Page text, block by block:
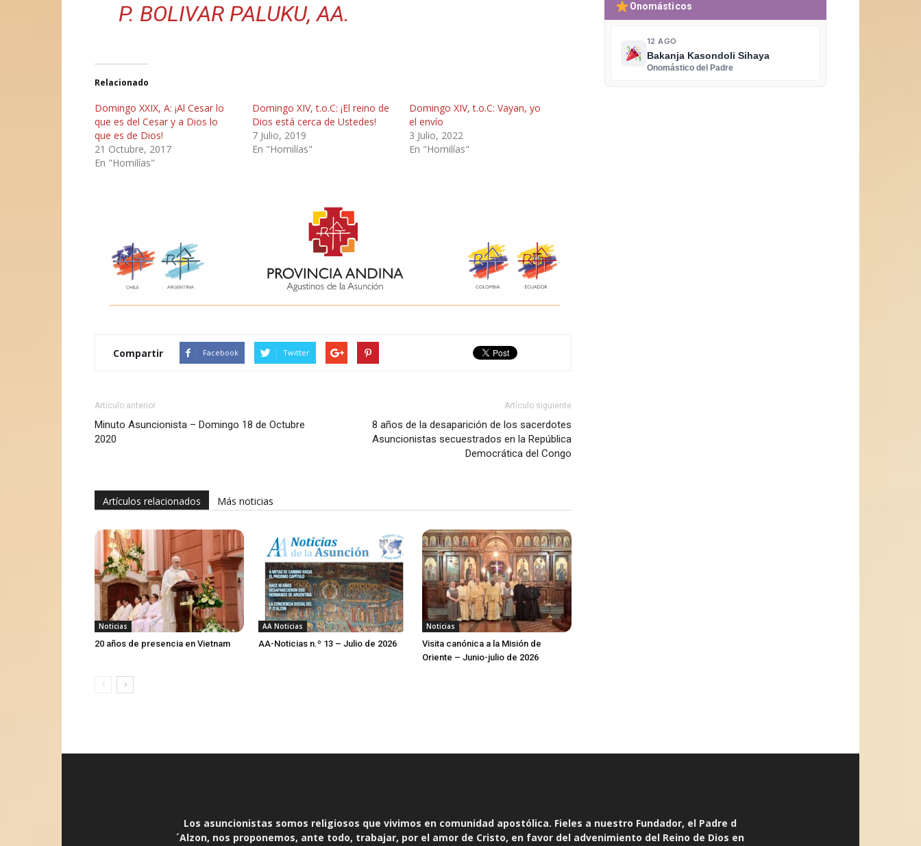
P. BOLIVAR PALUKU, AA.
Relacionado
Domingo XXIX, A: ¡Al Cesar lo
que es del Cesar y a Dios lo
que es de Dios!
21 Octubre, 2017
En "Homilías"
Domingo XIV, t.o.C: ¡El reino de
Dios está cerca de Ustedes!
7 Julio, 2019
En "Homilías"
Domingo XIV, t.o.C: Vayan, yo
el envío
3 Julio, 2022
En "Homilías"
Compartir Facebook Twitter
Artículo anterior
Minuto Asuncionista – Domingo 18 de Octubre
2020
Artículo siguiente
8 años de la desaparición de los sacerdotes
Asuncionistas secuestrados en la República
Democrática del Congo
Artículos relacionados Más noticias
Noticias
20 años de presencia en Vietnam
AA Noticias
AA-Noticias n.º 13 – Julio de 2026
Noticias
Visita canónica a la Misión de
Oriente – Junio-julio de 2026
Onomásticos
12 AGO
Bakanja Kasondoli Sihaya
Onomástico del Padre
Los asuncionistas somos religiosos que vivimos en comunidad apostólica. Fieles a nuestro Fundador, el Padre d
´Alzon, nos proponemos, ante todo, trabajar, por el amor de Cristo, en favor del advenimiento del Reino de Dios en